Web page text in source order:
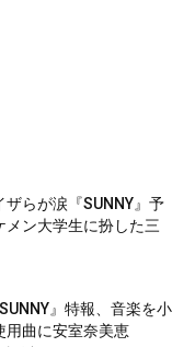
らが涙『SUNNY』予
ン大学生に扮した三
』特報、音楽を小
用曲に安室奈美恵